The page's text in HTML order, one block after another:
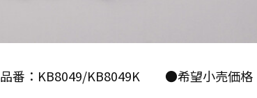
品番：KB8049/KB8049K ●希望小売価格